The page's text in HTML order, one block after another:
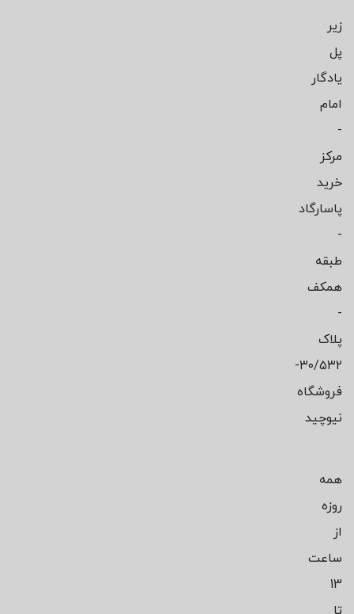
زیر
پل
یادگار
امام
-
مرکز
خرید
پاسارگاد
-
طبقه
همکف
-
پلاک
۳۰/۵۳۲-
فروشگاه
نیوچید
همه
روزه
از
ساعت
13